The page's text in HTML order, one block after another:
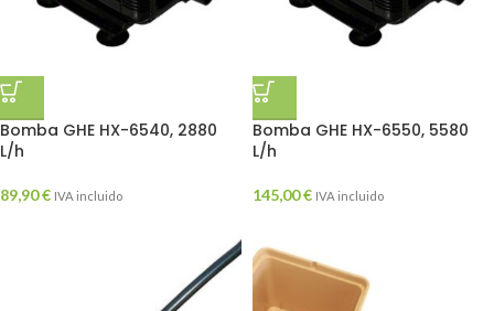
Bomba GHE HX-6540, 2880
L/h
89,90€ IVA incluido
Bomba GHE HX-6550, 5580
L/h
145,00€ IVA incluido